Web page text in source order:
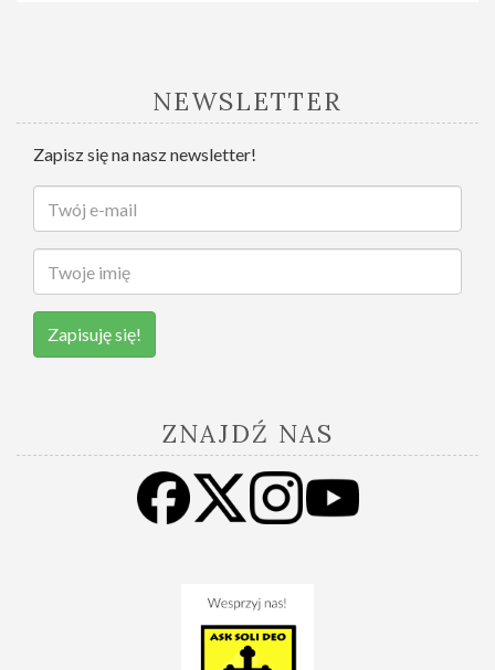
NEWSLETTER
Zapisz się na nasz newsletter!
Zapisuję się!
ZNAJDŹ NAS